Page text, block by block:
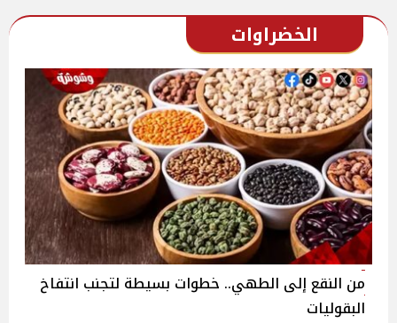
الخضراوات
من النقع إلى الطهي.. خطوات بسيطة لتجنب انتفاخ
البقوليات